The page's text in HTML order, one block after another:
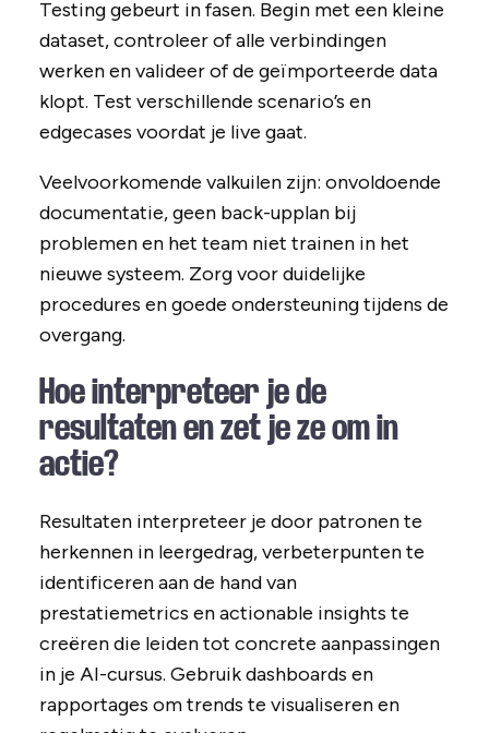
Testing gebeurt in fasen. Begin met een kleine
dataset, controleer of alle verbindingen
werken en valideer of de geïmporteerde data
klopt. Test verschillende scenario’s en
edgecases voordat je live gaat.
Veelvoorkomende valkuilen zijn: onvoldoende
documentatie, geen back-upplan bij
problemen en het team niet trainen in het
nieuwe systeem. Zorg voor duidelijke
procedures en goede ondersteuning tijdens de
overgang.
Hoe interpreteer je de
resultaten en zet je ze om in
actie?
Resultaten interpreteer je door patronen te
herkennen in leergedrag, verbeterpunten te
identificeren aan de hand van
prestatiemetrics en actionable insights te
creëren die leiden tot concrete aanpassingen
in je AI-cursus. Gebruik dashboards en
rapportages om trends te visualiseren en